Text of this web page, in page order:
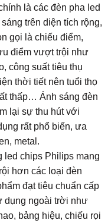
là các đèn pha led
trên diện tích rộng,
gọi là chiếu điểm,
điểm vượt trội như
công suất tiêu thụ
thời tiết nên tuổi thọ
thấp… Ánh sáng đèn
lại sự thu hút với
rất phổ biến, ưa
metal.
led chips Philips mang
hơn các loại đèn
đạt tiêu chuẩn cấp
dụng ngoài trời như
bảng hiệu, chiếu rọi